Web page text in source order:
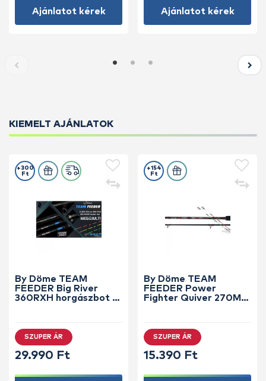
Ajánlatot kérek Ajánlatot kérek
KIEMELT AJÁNLATOK
By Döme TEAM
FEEDER Big River
360RXH horgászbot +
+300
Ft
SZUPER ÁR
29.990 Ft
By Döme TEAM
FEEDER Power
Fighter Quiver 270M
+154
Ft
SZUPER ÁR
15.390 Ft